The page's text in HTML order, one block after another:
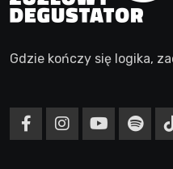
Gdzie kończy się logika,